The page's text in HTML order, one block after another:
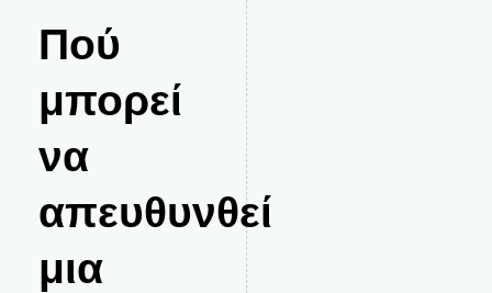
Πού
μπορεί
να
απευθυνθεί
μια